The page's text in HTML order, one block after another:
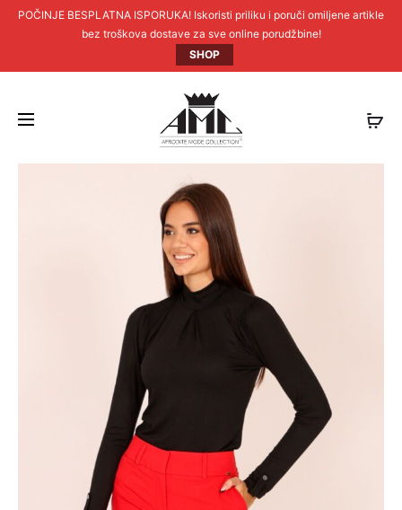
POČINJE BESPLATNA ISPORUKA! Iskoristi priliku i poruči omiljene artikle
bez troškova dostave za sve online porudžbine!
SHOP